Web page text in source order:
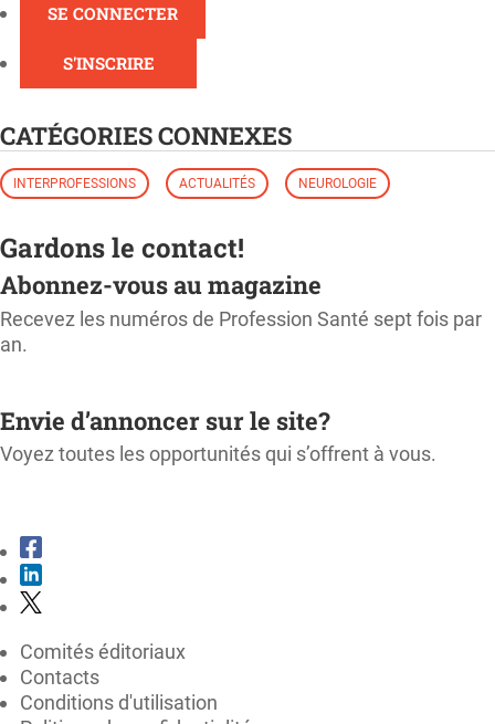
SE CONNECTER
S'INSCRIRE
CATÉGORIES CONNEXES
INTERPROFESSIONS ACTUALITÉS NEUROLOGIE
Gardons le contact!
Abonnez-vous au magazine
Recevez les numéros de Profession Santé sept fois par
an.
Envie d’annoncer sur le site?
Voyez toutes les opportunités qui s’offrent à vous.
Comités éditoriaux
Contacts
Conditions d'utilisation